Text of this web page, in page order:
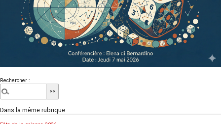
Rechercher :
Dans la même rubrique